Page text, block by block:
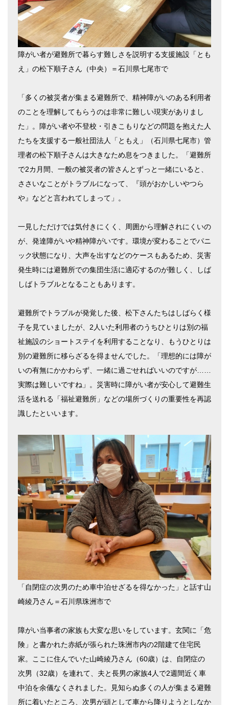
障がい者が避難所で暮らす難しさを説明する支援施設「とも
え」の松下順子さん（中央）＝石川県七尾市で
「多くの被災者が集まる避難所で、精神障がいのある利用者
のことを理解してもらうのは非常に難しい現実がありまし
た」。障がい者や不登校・引きこもりなどの問題を抱えた人
たちを支援する一般社団法人「ともえ」（石川県七尾市）管
理者の松下順子さんは大きなため息をつきました。「避難所
で2カ月間、一般の被災者の皆さんとずっと一緒にいると、
ささいなことがトラブルになって、『頭がおかしいやつら
や』などと言われてしまって」。
一見しただけでは気付きにくく、周囲から理解されにくいの
が、発達障がいや精神障がいです。環境が変わることでパニ
ック状態になり、大声を出すなどのケースもあるため、災害
発生時には避難所での集団生活に適応するのが難しく、しば
しばトラブルとなることもあります。
避難所でトラブルが発覚した後、松下さんたちはしばらく様
子を見ていましたが、2人いた利用者のうちひとりは別の福
祉施設のショートステイを利用することなり、もうひとりは
別の避難所に移らざるを得ませんでした。「理想的には障が
いの有無にかかわらず、一緒に過ごせればいいのですが……
実際は難しいですね」。災害時に障がい者が安心して避難生
活を送れる「福祉避難所」などの場所づくりの重要性を再認
識したといいます。
「自閉症の次男のため車中泊せざるを得なかった」と話す山
崎綾乃さん＝石川県珠洲市で
障がい当事者の家族も大変な思いをしています。玄関に「危
険」と書かれた赤紙が張られた珠洲市内の2階建て住宅民
家。ここに住んでいた山崎綾乃さん（60歳）は、自閉症の
次男（32歳）を連れて、夫と長男の家族4人で2週間近く車
中泊を余儀なくされました。見知らぬ多くの人が集まる避難
所に着いたところ、次男が頑として車から降りようとしなか